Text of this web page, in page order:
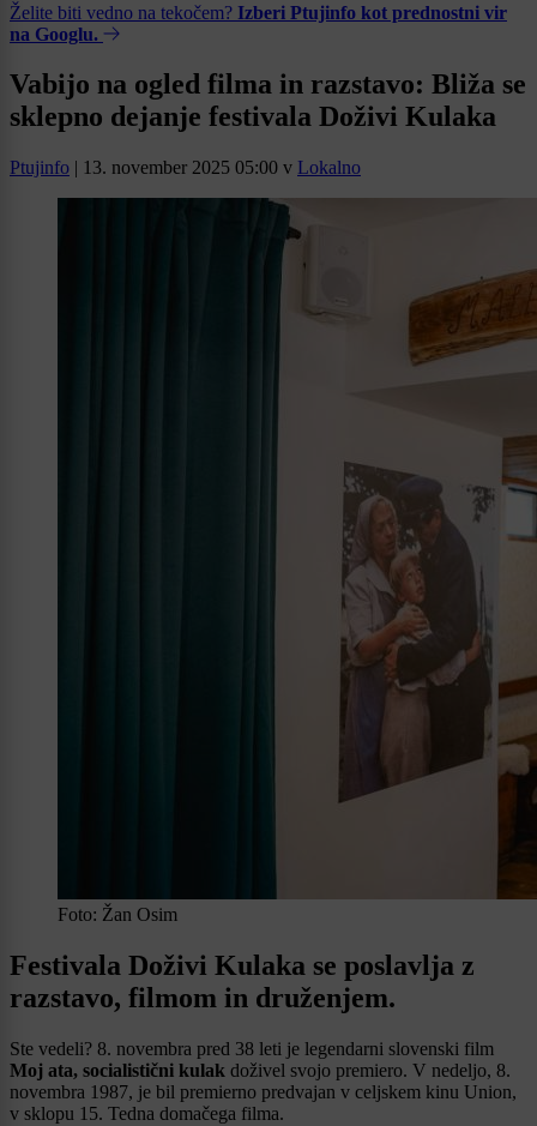
Želite biti vedno na tekočem? Izberi Ptujinfo kot prednostni vir
na Googlu.
Vabijo na ogled filma in razstavo: Bliža se
sklepno dejanje festivala Doživi Kulaka
Ptujinfo | 13. november 2025 05:00 v Lokalno
Foto: Žan Osim
Festivala Doživi Kulaka se poslavlja z
razstavo, filmom in druženjem.
Ste vedeli? 8. novembra pred 38 leti je legendarni slovenski film
Moj ata, socialistični kulak doživel svojo premiero. V nedeljo, 8.
novembra 1987, je bil premierno predvajan v celjskem kinu Union,
v sklopu 15. Tedna domačega filma.